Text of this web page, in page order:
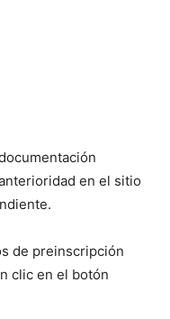
en el sitio
de preinscripción
clic en el botón